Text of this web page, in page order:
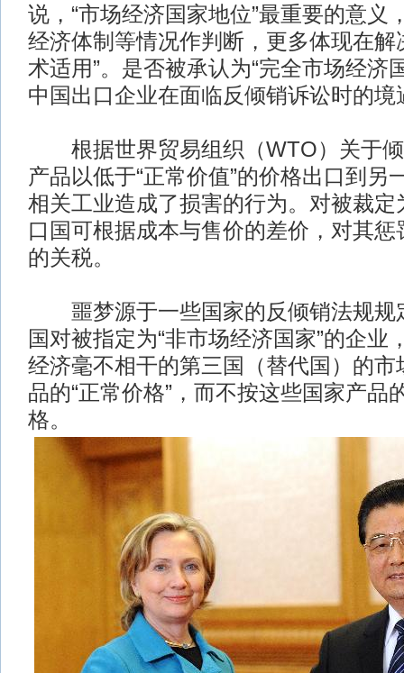
说，“市场经济国家地位”最重要的意义
经济体制等情况作判断，更多体现在解
术适用”。是否被承认为“完全市场经济
中国出口企业在面临反倾销诉讼时的境
根据世界贸易组织（WTO）关于倾
产品以低于“正常价值”的价格出口到另
相关工业造成了损害的行为。对被裁定
口国可根据成本与售价的差价，对其
的关税。
噩梦源于一些国家的反倾销法规规
国对被指定为“非市场经济国家”的企业
经济毫不相干的第三国（替代国）的市
品的“正常价格”，而不按这些国家产品
格。